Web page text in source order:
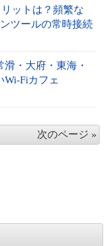
ットは？頻繁な
ツールの常時接続
・大府・東海・
Fiカフェ
次のページ »